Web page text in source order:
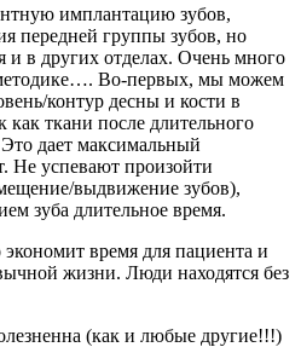
имплантацию зубов,
передней группы зубов, но
и в других отделах. Очень много
Во-первых, мы можем
контур десны и кости в
как ткани после длительного
Это дает максимальный
Не успевают произойти
выдвижение зубов),
зуба длительное время.
время для пациента и
жизни. Люди находятся без
(как и любые другие!!!)